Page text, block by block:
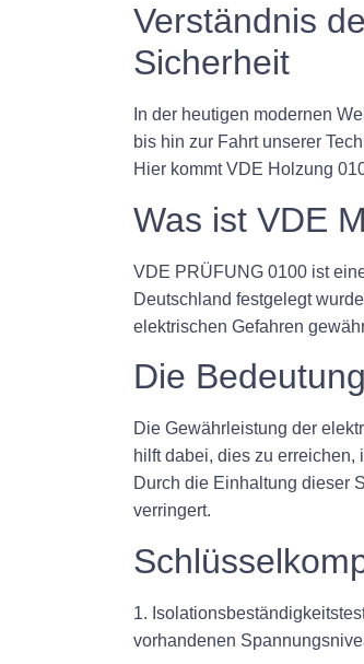
Verständnis
Sicherheit
In der heutigen modernen
bis hin zur Fahrt unserer
Hier kommt VDE Holzung
Was ist VDE
VDE PRÜFUNG 0100 ist
Deutschland festgelegt
elektrischen Gefahren
Die
Die Gewährleistung der
hilft dabei, dies zu erreichen,
Durch die Einhaltung dieser
verringert.
1.
vorhandenen